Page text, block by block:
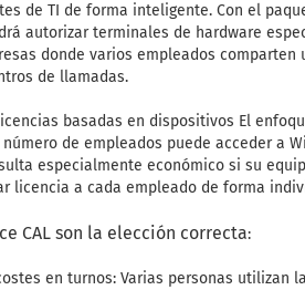
de TI de forma inteligente. Con el
autorizar terminales de hardware
donde varios empleados
de llamadas.
basadas en dispositivos El
de empleados puede acceder a
especialmente económico si su
licencia a cada empleado de forma
CAL son la elección correcta:
en turnos: Varias personas